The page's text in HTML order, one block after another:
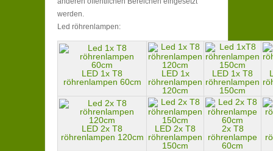
werden.
Led röhrenlampen:
LED 1x T8
röhrenlampen 60cm
LED 1x
röhrenlampen
120cm
LED 1x T8
röhrenlampen
150cm
LED 2x T8
röhrenlampen 120cm
LED 2x T8
röhrenlampen
150cm
2x T8
röhrenlampe
60cm